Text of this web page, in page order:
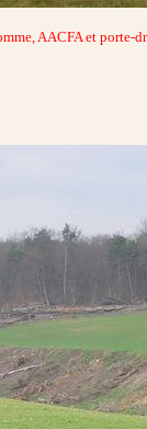
AACFA et porte-